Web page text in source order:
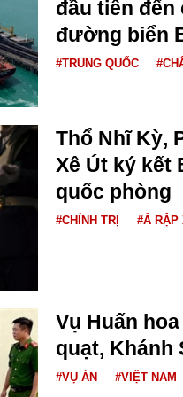
đầu tiên đến
đường biển
#TRUNG QUỐC
Thổ Nhĩ Kỳ,
Xê Út ký kết
quốc phòng
#CHÍNH TRỊ #Ả RẬP
Vụ Huấn
quạt, Khánh
#VỤ ÁN #VIỆT NAM